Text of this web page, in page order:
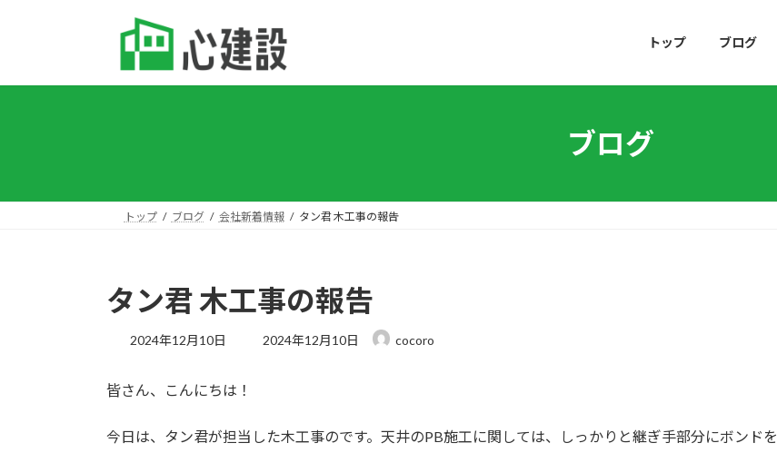
プ
動
トップ ブログ
ブログ
トップ ブログ 会社新着情報 タン君 木工事の報告
タン君 木工事の報告
2024年12月10日
最
時
:
2024年12月10日 cocoro
皆さん、こんにちは！
今日は、タン君が担当した木工事のです。天井のPB施工に関しては、しっかりと継ぎ手部分にボンドを